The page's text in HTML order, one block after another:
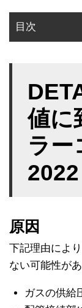
目次
対策
値に
ラー
原因
下記理由によ
ない可能性があ
ガスの供給